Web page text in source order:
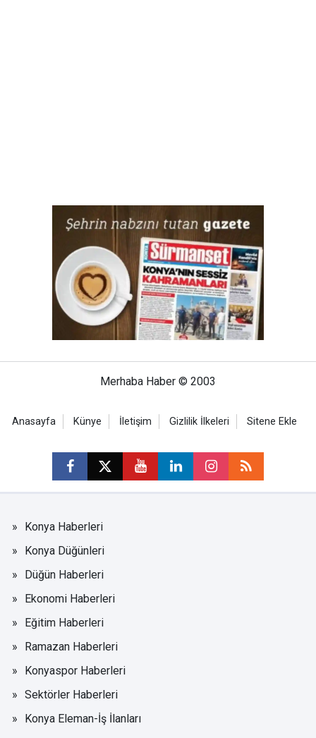
Merhaba Haber © 2003
Anasayfa Künye İletişim Gizlilik İlkeleri Sitene Ekle
Konya Haberleri
Konya Düğünleri
Düğün Haberleri
Ekonomi Haberleri
Eğitim Haberleri
Ramazan Haberleri
Konyaspor Haberleri
Sektörler Haberleri
Konya Eleman-İş İlanları